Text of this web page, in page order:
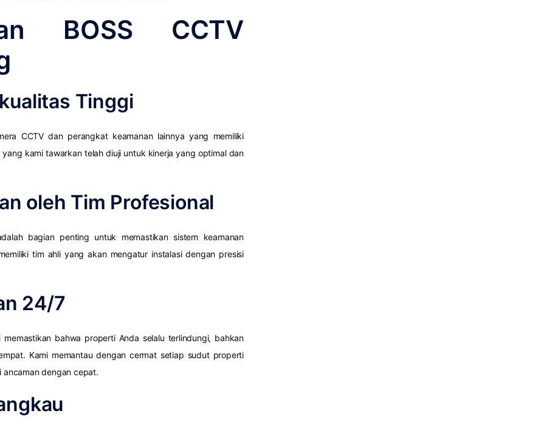
BOSS CCTV
Tinggi
CCTV dan perangkat keamanan lainnya yang memiliki
kami tawarkan telah diuji untuk kinerja yang optimal dan
oleh Tim Profesional
bagian penting untuk memastikan sistem keamanan
tim ahli yang akan mengatur instalasi dengan presisi
24/7
bahwa properti Anda selalu terlindungi, bahkan
Kami memantau dengan cermat setiap sudut properti
dengan cepat.